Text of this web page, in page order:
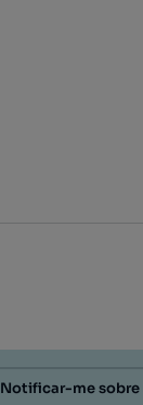
Notificar-me sobre